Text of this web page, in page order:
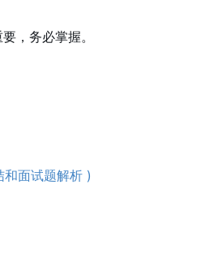
，务必掌握。
面试题解析 )